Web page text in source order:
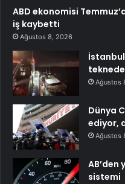
ABD ekonomisi
iş kaybetti
Ağustos 8, 2026
Ağustos
Dünya
ediyor,
Ağustos
AB’den
sistemi